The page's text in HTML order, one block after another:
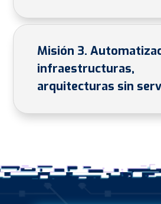
Misión 3.
infraestructuras,
arquitecturas sin